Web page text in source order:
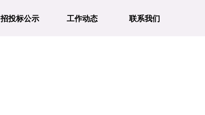
招投标公示 工作动态 联系我们